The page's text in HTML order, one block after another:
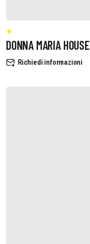
DONNA MARIA HOUSE
Richiedi informazioni